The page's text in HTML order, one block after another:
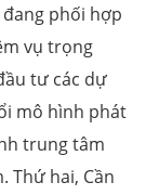
phối hợp
vụ trọng
tư các dự
mô hình phát
trung tâm
Thứ hai, Cần